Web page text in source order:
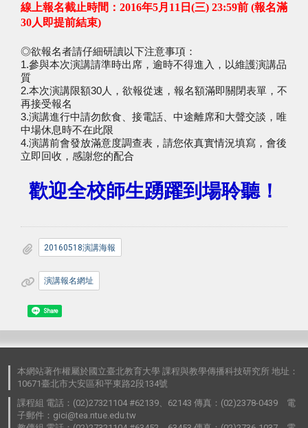
線上報名截止時間：2016年5月11日(三) 23:59前 (報名滿
30人即提前結束)
◎欲報名者請仔細研讀以下注意事項：
1.參與本次演講請準時出席，逾時不得進入，以維護演講品
質
2.本次演講限額30人，欲報從速，報名額滿即關閉表單，不
再接受報名
​3.演講進行中請勿飲食、接電話、中途離席和大聲交談，唯
中場休息時不在此限
4.演講前會發放滿意度調查表，請您依真實情況填寫，會後
立即回收，感謝您的配合
歡迎全校師生踴躍到場聆聽！
20160518演講海報
演講報名網址
Share
本網站著作權屬於國立臺北教育大學 課程與教學傳播科技研究所 地址：
10671臺北市大安區和平東路2段134號
課程組 電話：(02)27321104 #62139、62143 傳真：(02)2378-0439 電
子郵件：gici@tea.ntue.edu.tw